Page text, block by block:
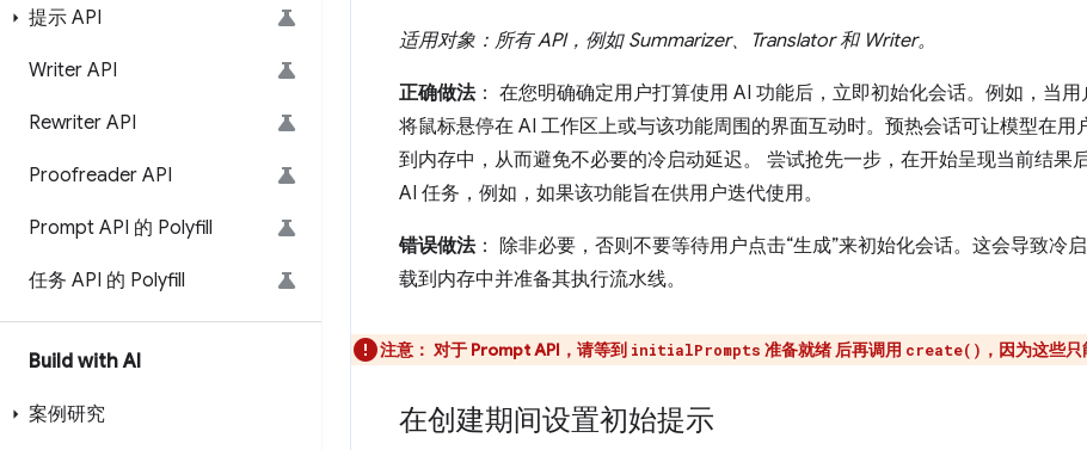
提示 API
Writer API
Rewriter API
Proofreader API
Prompt API 的 Polyfill
任务 API 的 Polyfill
Build with AI
案例研究
适用对象：所有 API，例如 Summarizer、Translator 和 Writer。
正确做法： 在您明确确定用户打算使用 AI 功能后，立即初始化会话。例如，当用
将鼠标悬停在 AI 工作区上或与该功能周围的界面互动时。预热会话可让模型在用
到内存中，从而避免不必要的冷启动延迟。 尝试抢先一步，在开始呈现当前结果
AI 任务，例如，如果该功能旨在供用户迭代使用。
错误做法： 除非必要，否则不要等待用户点击“生成”来初始化会话。这会导致冷
载到内存中并准备其执行流水线。
注意： 对于 Prompt API，请等到 initialPrompts 准备就绪 后再调用 create() ，因为这些
在创建期间设置初始提示